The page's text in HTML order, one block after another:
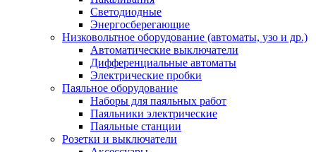
Светодиодные
Энергосберегающие
Низковольтное оборудование (автоматы, узо и др.)
Автоматические выключатели
Дифференциальные автоматы
Электрические пробки
Паяльное оборудование
Наборы для паяльных работ
Паяльники электрические
Паяльные станции
Розетки и выключатели